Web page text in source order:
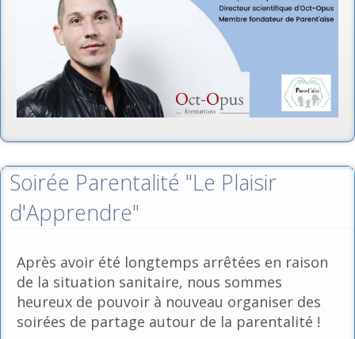
Soirée Parentalité "Le Plaisir
d'Apprendre"
Après avoir été longtemps arrêtées en raison
de la situation sanitaire, nous sommes
heureux de pouvoir à nouveau organiser des
soirées de partage autour de la parentalité !